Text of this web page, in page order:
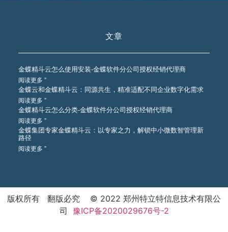
文章
金蝶精斗云怎么使用安装-金蝶软件分公司授权经销代理商
阅读更多 ”
金蝶云和金蝶精斗云：同源共生，精准适配不同企业数字化需求
阅读更多 ”
金蝶精斗云怎么分类-金蝶软件分公司授权经销代理商
阅读更多 ”
金蝶集团专家金蝶精斗云：以专家之力，解锁中小微数智管理新
路径
阅读更多 ”
版权所有 翻版必究 © 2022 郑州特立特信息技术有限公
司 豫ICP备2020029676号-2